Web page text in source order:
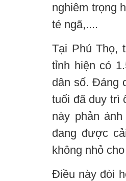
nghiêm trọng
té ngã,....
Tại Phú Thọ,
tỉnh hiện có
dân số. Đáng
tuổi đã duy trì
này phản
đang được
không nhỏ
Điều này đòi